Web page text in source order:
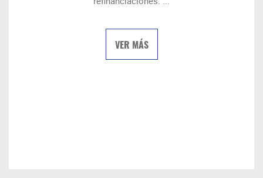
VER MÁS